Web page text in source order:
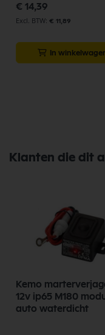
€ 14,39
€ 11,89
In
Klanten die dit
Kemo
12v ip65 M180 module
auto waterdicht